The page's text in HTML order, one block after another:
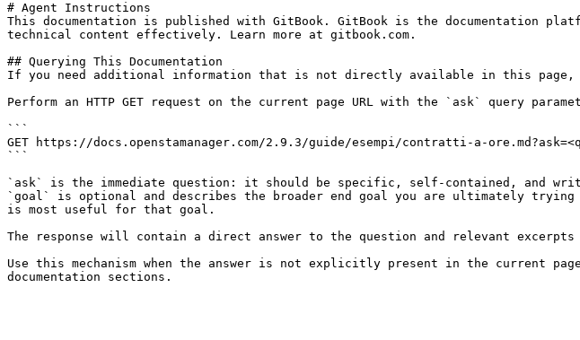
# Agent Instructions
This documentation is published with GitBook. GitBook is the documentation
technical content effectively. Learn more at gitbook.com.
## Querying This Documentation
If you need additional information that is not directly available in this page,
Perform an HTTP GET request on the current page URL with the `ask` query
```
GET https://docs.openstamanager.com/2.9.3/guide/esempi/contratti-a-
```
`ask` is the immediate question: it should be specific, self-contained, and
`goal` is optional and describes the broader end goal you are ultimately
is most useful for that goal.
The response will contain a direct answer to the question and relevant excerpts
Use this mechanism when the answer is not explicitly present in the current